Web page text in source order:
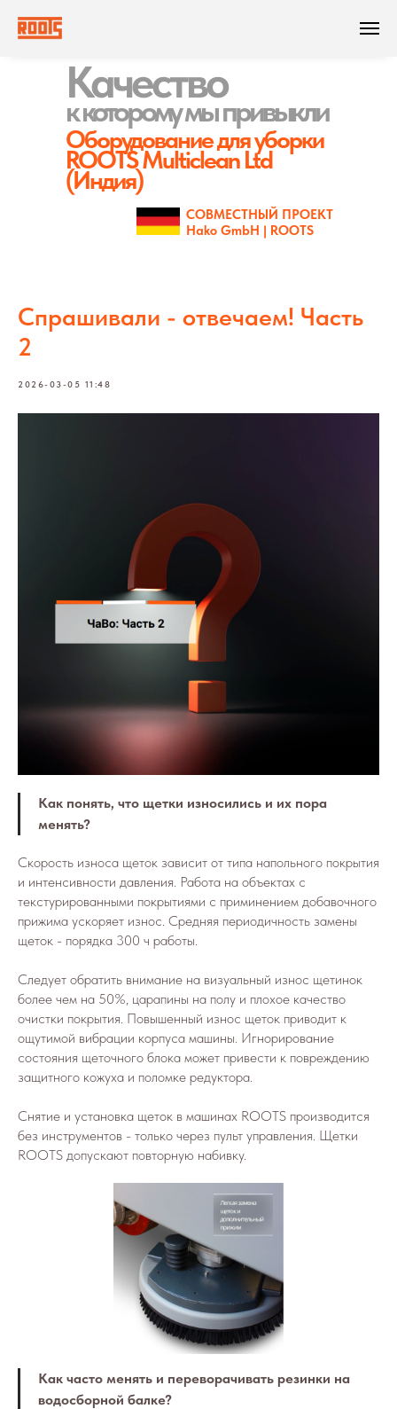
Качество
к которомумы привыкли
Оборудование для уборки
ROOTS Multiclean Ltd
(Индия)
СОВМЕСТНЫЙ ПРОЕКТ
Hako GmbH | ROOTS
Спрашивали - отвечаем! Часть
2
2026-03-05 11:48
Как понять, что щетки износились и их пора
менять?
Скорость износа щеток зависит от типа напольного покрытия
и интенсивности давления. Работа на объектах с
текстурированными покрытиями с приминением добавочного
прижима ускоряет износ. Средняя периодичность замены
щеток - порядка 300 ч работы.
Следует обратить внимание на визуальный износ щетинок
более чем на 50%, царапины на полу и плохое качество
очистки покрытия. Повышенный износ щеток приводит к
ощутимой вибрации корпуса машины. Игнорирование
состояния щеточного блока может привести к повреждению
защитного кожуха и поломке редуктора.
Снятие и установка щеток в машинах ROOTS производится
без инструментов - только через пульт управления. Щетки
ROOTS допускают повторную набивку.
Как часто менять и переворачивать резинки на
водосборной балке?